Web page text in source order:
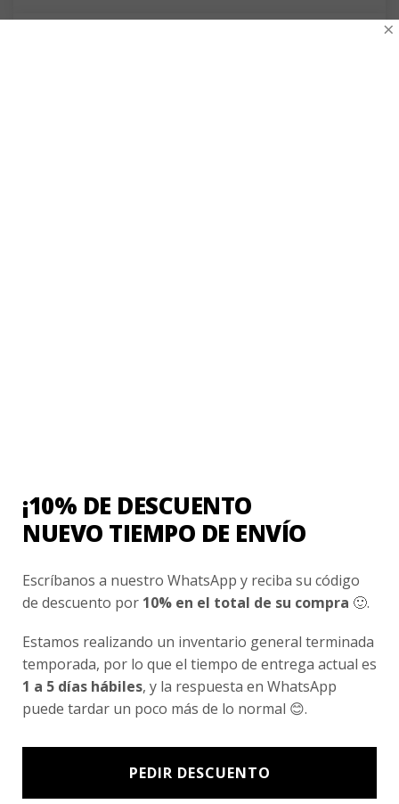
Nombre*
Correo electrónico *
Guarda mi nombre, correo electrónico y web
en este navegador para la próxima vez que
comente.
¡10% DE DESCUENTO
NUEVO TIEMPO DE ENVÍO
Escríbanos a nuestro WhatsApp y reciba su código
de descuento por 10% en el total de su compra 🙂.
Estamos realizando un inventario general terminada
temporada, por lo que el tiempo de entrega actual es
1 a 5 días hábiles, y la respuesta en WhatsApp
puede tardar un poco más de lo normal 😊.
PEDIR DESCUENTO
×